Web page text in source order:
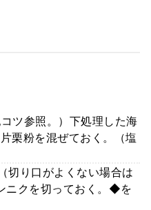
ツ参照。）下処理した海
栗粉を混ぜておく。（塩
切り口がよくない場合は
ニクを切っておく。◆を